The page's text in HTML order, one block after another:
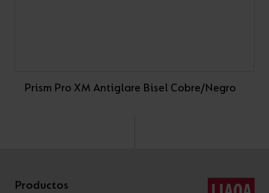
Prism Pro XM Antiglare Bisel Cobre/Negro
Productos